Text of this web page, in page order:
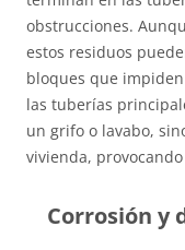
obstrucciones.
estos residuos
bloques que
las tuberías
un grifo o lavabo,
vivienda,
Corrosión y